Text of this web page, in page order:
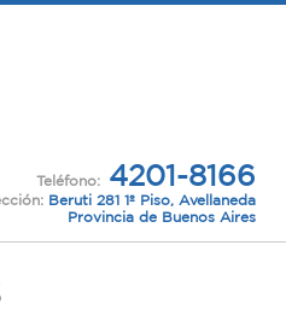
Teléfono: 4201-8166
Beruti 281 1º Piso, Avellaneda
Provincia de Buenos Aires